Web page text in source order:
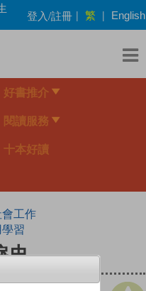
登入/註冊 | 繁 | English
好書推介
閱讀服務
十本好讀
工作
習
史